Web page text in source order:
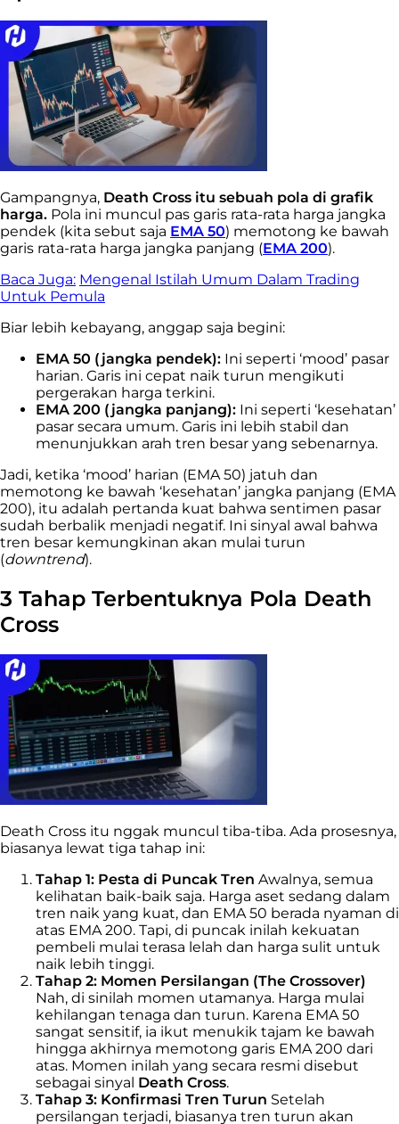
Gampangnya, Death Cross itu sebuah pola di grafik
harga. Pola ini muncul pas garis rata-rata harga jangka
pendek (kita sebut saja EMA 50) memotong ke bawah
garis rata-rata harga jangka panjang (EMA 200).
Baca Juga: Mengenal Istilah Umum Dalam Trading
Untuk Pemula
Biar lebih kebayang, anggap saja begini:
EMA 50 (jangka pendek): Ini seperti ‘mood’ pasar
harian. Garis ini cepat naik turun mengikuti
pergerakan harga terkini.
EMA 200 (jangka panjang): Ini seperti ‘kesehatan’
pasar secara umum. Garis ini lebih stabil dan
menunjukkan arah tren besar yang sebenarnya.
Jadi, ketika ‘mood’ harian (EMA 50) jatuh dan
memotong ke bawah ‘kesehatan’ jangka panjang (EMA
200), itu adalah pertanda kuat bahwa sentimen pasar
sudah berbalik menjadi negatif. Ini sinyal awal bahwa
tren besar kemungkinan akan mulai turun
(downtrend).
3 Tahap Terbentuknya Pola Death
Cross
Death Cross itu nggak muncul tiba-tiba. Ada prosesnya,
biasanya lewat tiga tahap ini:
Tahap 1: Pesta di Puncak Tren Awalnya, semua
kelihatan baik-baik saja. Harga aset sedang dalam
tren naik yang kuat, dan EMA 50 berada nyaman di
atas EMA 200. Tapi, di puncak inilah kekuatan
pembeli mulai terasa lelah dan harga sulit untuk
naik lebih tinggi.
Tahap 2: Momen Persilangan (The Crossover)
Nah, di sinilah momen utamanya. Harga mulai
kehilangan tenaga dan turun. Karena EMA 50
sangat sensitif, ia ikut menukik tajam ke bawah
hingga akhirnya memotong garis EMA 200 dari
atas. Momen inilah yang secara resmi disebut
sebagai sinyal Death Cross.
Tahap 3: Konfirmasi Tren Turun Setelah
persilangan terjadi, biasanya tren turun akan